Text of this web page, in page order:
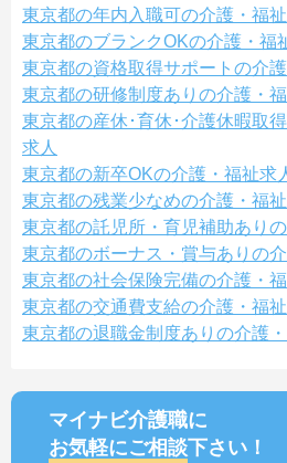
東京都の年内入職可の介護・福祉
東京都のブランクOKの介護・福
東京都の資格取得サポートの介
東京都の研修制度ありの介護・
東京都の産休･育休･介護休暇取
求人
東京都の新卒OKの介護・福祉求
東京都の残業少なめの介護・福祉
東京都の託児所・育児補助あり
東京都のボーナス・賞与ありの
東京都の社会保険完備の介護・
東京都の交通費支給の介護・福祉
東京都の退職金制度ありの介護
マイナビ介護職に
お気軽にご相談下さい！